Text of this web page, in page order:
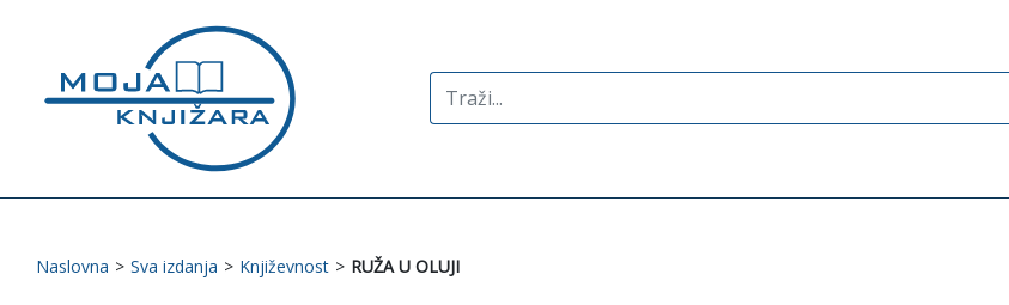
Search
for:
Naslovna > Sva izdanja > Književnost > RUŽA U OLUJI